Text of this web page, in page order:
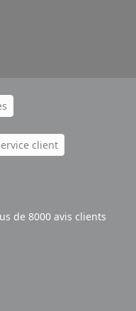
client
de 8000 avis clients